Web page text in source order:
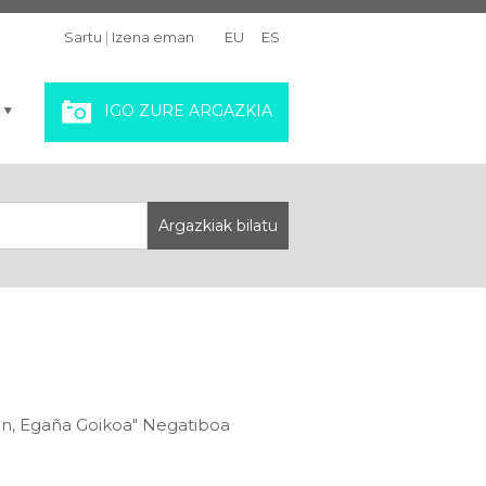
Sartu | Izena eman EU ES
IGO ZURE ARGAZKIA
Egaña Goikoa" Negatiboa